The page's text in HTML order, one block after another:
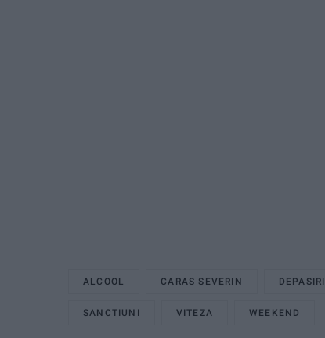
ALCOOL CARAS SEVERIN DEPASIRI
SANCTIUNI VITEZA WEEKEND